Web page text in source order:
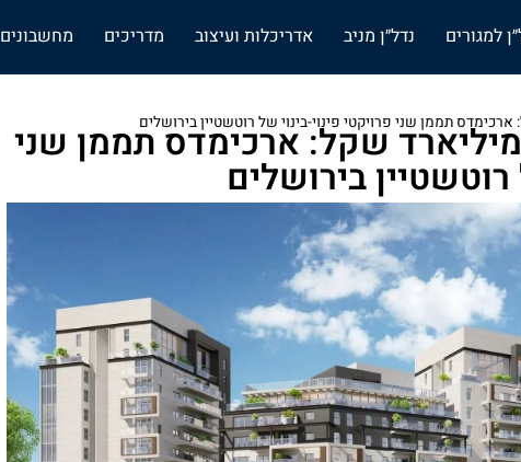
למגורים נדל״ן מניב אדריכלות ועיצוב מדריכים מחשבונים
כולל של כ-1.9 מיליארד שקל: ארכימדס תממן שני
רוטשטיין בירושלים